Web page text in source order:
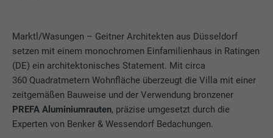
Marktl/Wasungen – Geitner Architekten aus Düsseldorf
setzen mit einem monochromen Einfamilienhaus in Ratingen
(DE) ein architektonisches Statement. Mit circa
360 Quadratmetern Wohnfläche überzeugt die Villa mit einer
zeitgemäßen Bauweise und der Verwendung bronzener
PREFA Aluminiumrauten, präzise umgesetzt durch die
Experten von Benker & Wessendorf Bedachungen.